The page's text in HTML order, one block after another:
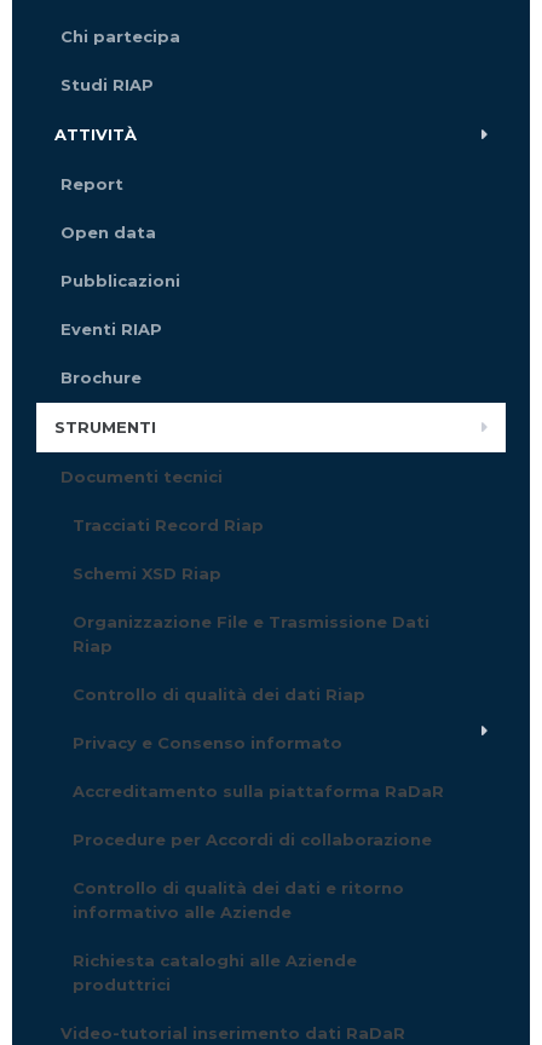
Chi partecipa
Studi RIAP
ATTIVITÀ
Report
Open data
Pubblicazioni
Eventi RIAP
Brochure
STRUMENTI
Documenti tecnici
Tracciati Record Riap
Schemi XSD Riap
Organizzazione File e Trasmissione Dati
Riap
Controllo di qualità dei dati Riap
Privacy e Consenso informato
Accreditamento sulla piattaforma RaDaR
Procedure per Accordi di collaborazione
Controllo di qualità dei dati e ritorno
informativo alle Aziende
Richiesta cataloghi alle Aziende
produttrici
Video-tutorial inserimento dati RaDaR